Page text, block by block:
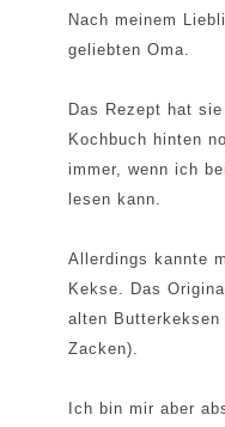
Nach meinem
geliebten Oma.
Das Rezept hat
Kochbuch hinten
immer, wenn ich
lesen kann.
Allerdings kannte
Kekse. Das
alten
Zacken).
Ich bin mir aber